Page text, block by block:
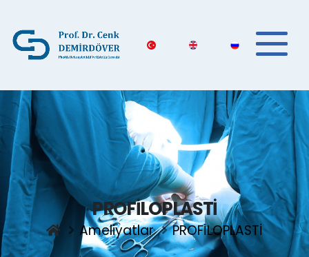
PROFİLOPLASTİ
Ameliyatlar PROFİLOPLASTİ